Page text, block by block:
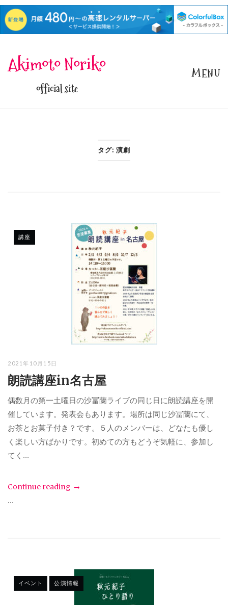
content
Akimoto Noriko
official site
MENU
タグ: 演劇
講座
2021年10月15日
朗読講座in名古屋
偶数月の第一土曜日の沙冨蘭ライブの同じ日に朗読講座を開
催しています。発表会もあります。場所は同じ沙冨蘭にて、
お茶とお菓子付き？です。５人のメンバーは、どなたも優し
く楽しい方ばかりです。初めての方もどうぞ気軽に、参加し
てく...
Continue reading
...
イベント 公演情報